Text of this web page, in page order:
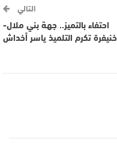
التالي
احتفاء بالتميز.. جهة بني ملال-
خنيفرة تكرم التلميذ ياسر أخداش